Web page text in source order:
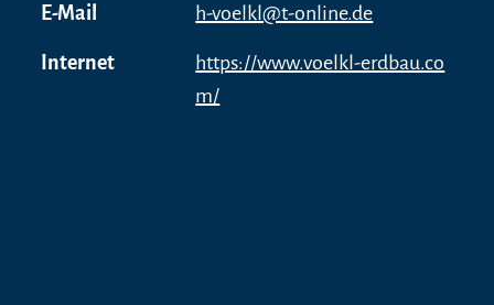
E-Mail h-voelkl@t-online.de
Internet
https://www.voelkl-erdbau.co
m/